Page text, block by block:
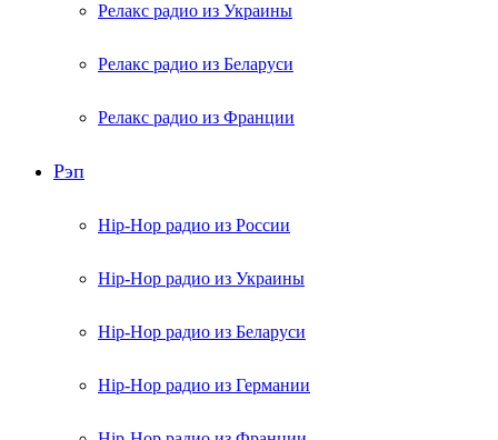
Релакс радио из Украины
Релакс радио из Беларуси
Релакс радио из Франции
Рэп
Hip-Hop радио из России
Hip-Hop радио из Украины
Hip-Hop радио из Беларуси
Hip-Hop радио из Германии